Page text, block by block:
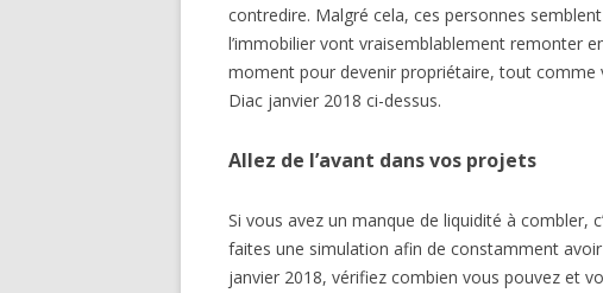
contredire. Malgré cela, ces personnes
l’immobilier vont vraisemblablement remonter
moment pour devenir propriétaire, tout
Diac janvier 2018 ci-dessus.
Allez de l’avant dans vos projets
Si vous avez un manque de liquidité à combler,
faites une simulation afin de constamment
janvier 2018, vérifiez combien vous pouvez et